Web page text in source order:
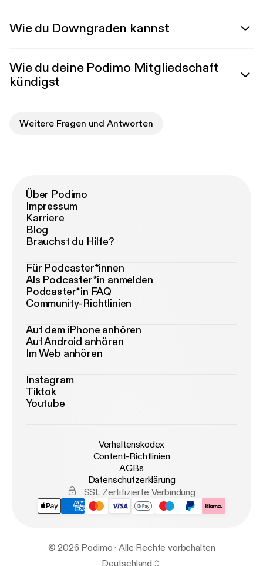
Wie du Downgraden kannst
Wie du deine Podimo Mitgliedschaft
kündigst
Weitere Fragen und Antworten
Über Podimo
Impressum
Karriere
Blog
Brauchst du Hilfe?
Für Podcaster*innen
Als Podcaster*in anmelden
Podcaster*in FAQ
Community-Richtlinien
Auf dem iPhone anhören
Auf Android anhören
Im Web anhören
Instagram
Tiktok
Youtube
Verhaltenskodex
Content-Richtlinien
AGBs
Datenschutzerklärung
SSL Zertifizierte Verbindung
© 2026 Podimo · Alle Rechte vorbehalten
Deutschland